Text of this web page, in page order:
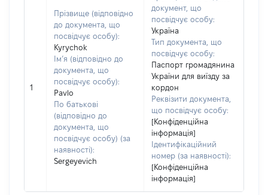
1
Прізвище (відповідно
до документа, що
посвідчує особу):
Kyrychok
Ім’я (відповідно до
документа, що
посвідчує особу):
Pavlo
По батькові
(відповідно до
документа, що
посвідчує особу) (за
наявності):
Sergeyevich
документ, що
посвідчує особу:
Україна
Тип документа, що
посвідчує особу:
Паспорт громадянина
України для виїзду за
кордон
Реквізити документа,
що посвідчує особу:
[Конфіденційна
інформація]
Ідентифікаційний
номер (за наявності):
[Конфіденційна
інформація]